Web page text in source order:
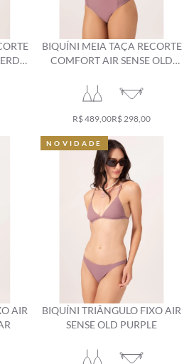
BIQUÍNI MEIA TAÇA RECORTE
COMFORT AIR SENSE OLD
R$ 489,00R$ 298,00
AIR
BIQUÍNI TRIÂNGULO FIXO AIR
SENSE OLD PURPLE
NOVIDADE
NOVIDADE